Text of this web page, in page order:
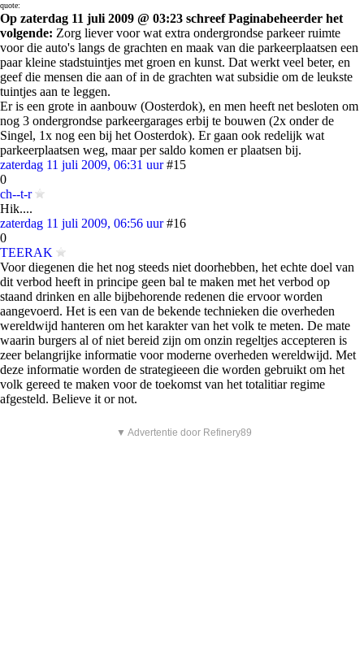
quote:
Op zaterdag 11 juli 2009 @ 03:23 schreef Paginabeheerder het
volgende: Zorg liever voor wat extra ondergrondse parkeer ruimte
voor die auto's langs de grachten en maak van die parkeerplaatsen een
paar kleine stadstuintjes met groen en kunst. Dat werkt veel beter, en
geef die mensen die aan of in de grachten wat subsidie om de leukste
tuintjes aan te leggen.
Er is een grote in aanbouw (Oosterdok), en men heeft net besloten om
nog 3 ondergrondse parkeergarages erbij te bouwen (2x onder de
Singel, 1x nog een bij het Oosterdok). Er gaan ook redelijk wat
parkeerplaatsen weg, maar per saldo komen er plaatsen bij.
zaterdag 11 juli 2009, 06:31 uur #15
0
ch--t-r
Hik....
zaterdag 11 juli 2009, 06:56 uur #16
0
TEERAK
Voor diegenen die het nog steeds niet doorhebben, het echte doel van
dit verbod heeft in principe geen bal te maken met het verbod op
staand drinken en alle bijbehorende redenen die ervoor worden
aangevoerd. Het is een van de bekende technieken die overheden
wereldwijd hanteren om het karakter van het volk te meten. De mate
waarin burgers al of niet bereid zijn om onzin regeltjes accepteren is
zeer belangrijke informatie voor moderne overheden wereldwijd. Met
deze informatie worden de strategieeen die worden gebruikt om het
volk gereed te maken voor de toekomst van het totalitiar regime
afgesteld. Believe it or not.
▼ Advertentie door Refinery89